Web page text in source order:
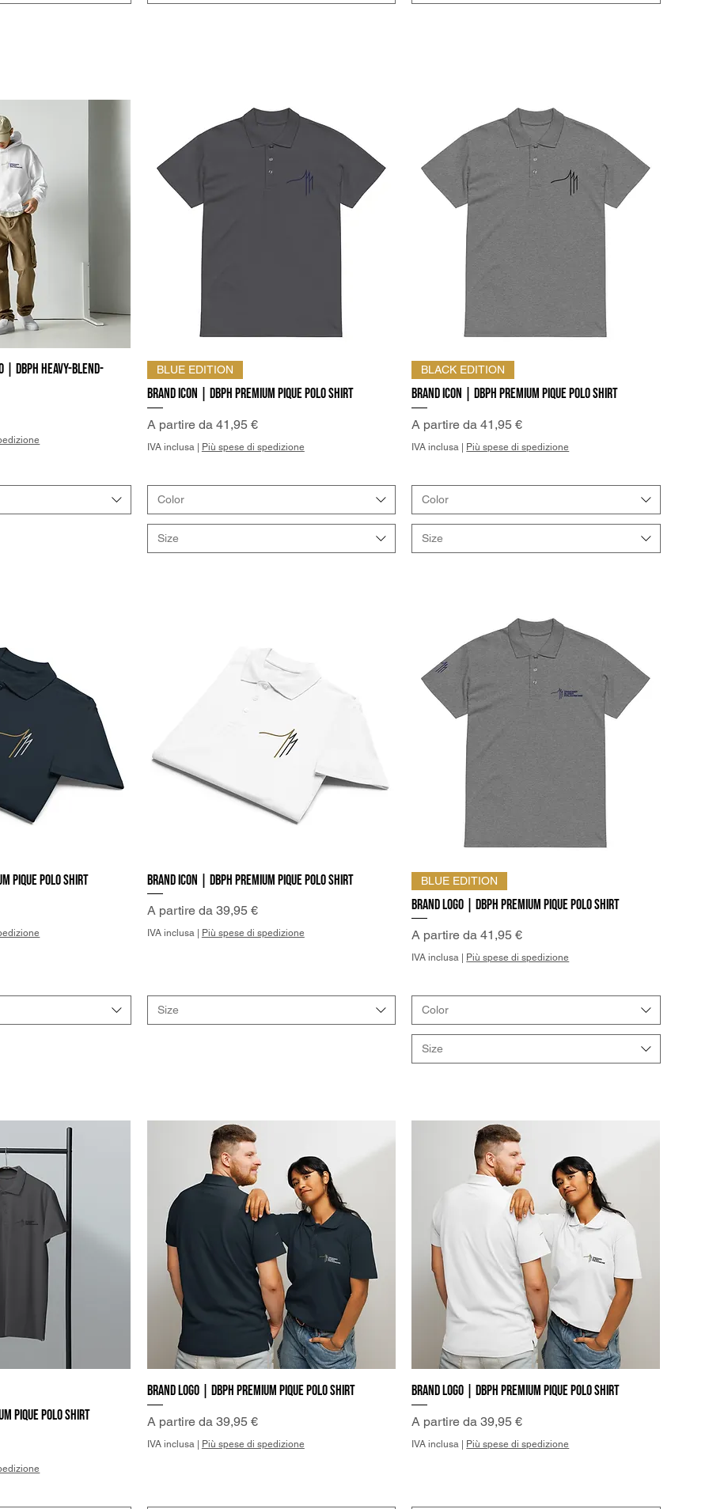
rapida
| DBPh Heavy-Blend-
BLUE EDITION
Brand Icon | DBPh Premium pique polo shirt
A partire da 41,95 €
Prezzo scontato
IVA inclusa| Più spese di spedizione
Color
Size
BLACK EDITION
Brand Icon | DBPh Premium pique polo shirt
A partire da41,95 €
Prezzo scontato
IVA inclusa Più spese di spedizione
Color
Size
rapida
pique polo shirt Vista rapida
Brand Icon | DBPh Premium pique polo shirt
A partire da 39,95 €
Prezzo scontato
IVA inclusa| Più spese di spedizione
Size
BLUE EDITION
Brand Logo | DBPh Premium pique polo shirt
A partire da41,95 €
Prezzo scontato
IVA inclusa Più spese di spedizione
Color
Size
pique polo shirt
Vista rapida
Brand Logo | DBPh Premium pique polo shirt
A partire da 39,95 €
Prezzo scontato
IVA inclusa | Più spese di spedizione
Vista rapida
Brand Logo | DBPh Premium pique polo shirt
A partire da39,95 €
Prezzo scontato
IVA inclusa | Più spese di spedizione